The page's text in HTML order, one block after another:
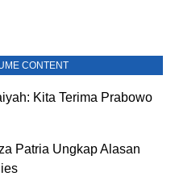
CONTENT
Kita Terima Prabowo
Patria Ungkap Alasan